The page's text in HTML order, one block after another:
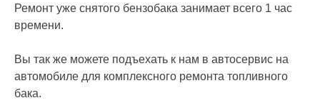
Ремонт уже снятого бензобака занимает всего 1 час
времени.
Вы так же можете подъехать к нам в автосервис на
автомобиле для комплексного ремонта топливного
бака.